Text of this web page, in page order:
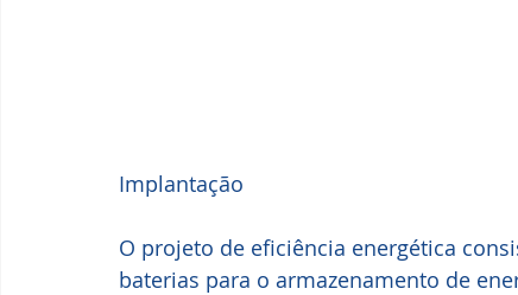
Implantação
O projeto de eficiência energética
baterias para o armazenamento de